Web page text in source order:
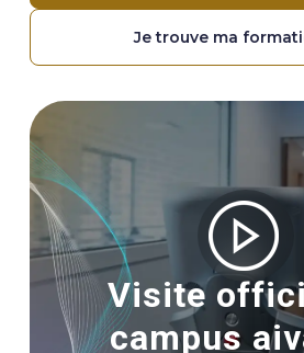
Je trouve ma
Image
Visite
campus